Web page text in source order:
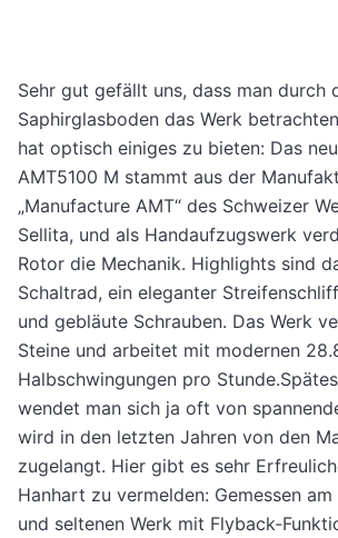
Sehr gut gefällt uns, dass man durch
Saphirglasboden das Werk
hat optisch einiges zu bieten: Das
AMT5100 M stammt aus der
„Manufacture AMT“ des Schweizer
Sellita, und als Handaufzugswerk
Rotor die Mechanik. Highlights sind
Schaltrad, ein eleganter
und gebläute Schrauben. Das Werk
Steine und arbeitet mit modernen
Halbschwingungen pro
wendet man sich ja oft von
wird in den letzten Jahren von den
zugelangt. Hier gibt es sehr
Hanhart zu vermelden: Gemessen
und seltenen Werk mit Flyback-